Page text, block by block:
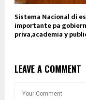
Sistema Nacional di
importante pa
priva,academia y
LEAVE A COMMENT